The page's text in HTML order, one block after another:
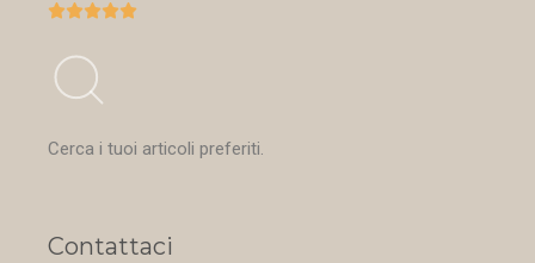

Cerca i tuoi articoli preferiti.
Contattaci